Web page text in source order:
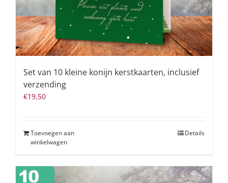
Set van 10 kleine konijn kerstkaarten, inclusief
verzending
€19,50
Toevoegen aan
winkelwagen
Details